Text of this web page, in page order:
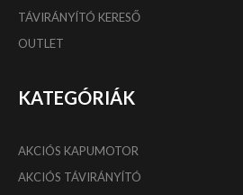
TÁVIRÁNYÍTÓ KERESŐ
OUTLET
KATEGÓRIÁK
AKCIÓS KAPUMOTOR
AKCIÓS TÁVIRÁNYÍTÓ